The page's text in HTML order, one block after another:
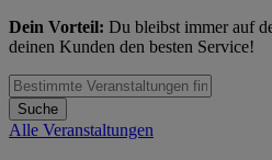
Dein Vorteil: Du bleibst immer auf
deinen Kunden den besten Service!
Suche
Alle Veranstaltungen